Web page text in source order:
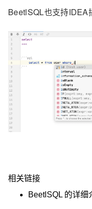
BeetlSQL也支持IDEA
相关链接
BeetlSQL 的详细